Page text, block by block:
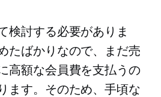
検討する必要がありま
たばかりなので、まだ売
高額な会員費を支払うの
ます。そのため、手頃な